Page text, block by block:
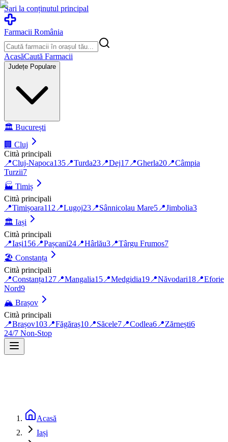
Sari la conținutul principal
Farmacii România
AcasăCaută Farmacii
Județe Populare
🏛️ București
🏢 Cluj
Città principali
📍Cluj-Napoca135 📍Turda23 📍Dej17 📍Gherla20 📍Câmpia
Turzii7
🏭 Timiș
Città principali
📍Timișoara112 📍Lugoj23 📍Sânnicolau Mare5 📍Jimbolia3
🏛️ Iași
Città principali
📍Iași156 📍Pașcani24 📍Hârlău3 📍Târgu Frumos7
🏖️ Constanța
Città principali
📍Constanța127 📍Mangalia15 📍Medgidia19 📍Năvodari18 📍Eforie
Nord9
🏔️ Brașov
Città principali
📍Brașov103 📍Făgăraș10 📍Săcele7 📍Codlea6 📍Zărnești6
24/7 Non-Stop
Acasă
Iași